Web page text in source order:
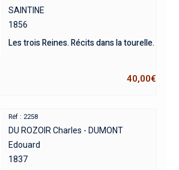
SAINTINE
1856
Les trois Reines. Récits dans la tourelle.
40,00€
Réf : 2258
DU ROZOIR Charles - DUMONT
Edouard
1837